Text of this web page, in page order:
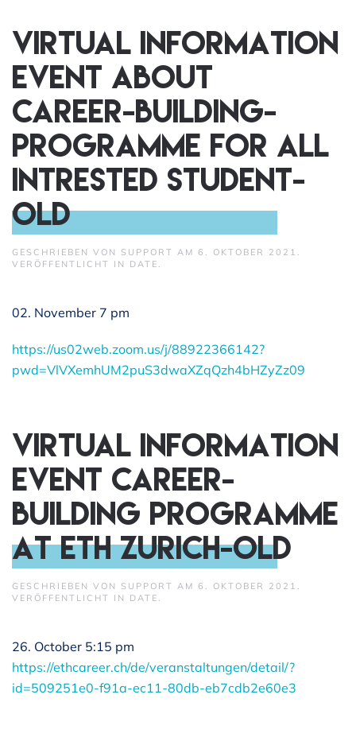
Virtual information
event about
Career-Building-
Programme for all
intrested student-
old
GESCHRIEBEN VON SUPPORT AM 6. OKTOBER 2021 .
VERÖFFENTLICHT IN DATE.
02. November 7 pm
https://us02web.zoom.us/j/88922366142?
pwd=VlVXemhUM2puS3dwaXZqQzh4bHZyZz09
Virtual Information
Event Career-
Building Programme
at ETH Zurich-old
GESCHRIEBEN VON SUPPORT AM 6. OKTOBER 2021 .
VERÖFFENTLICHT IN DATE.
26. October 5:15 pm
https://ethcareer.ch/de/veranstaltungen/detail/?
id=509251e0-f91a-ec11-80db-eb7cdb2e60e3